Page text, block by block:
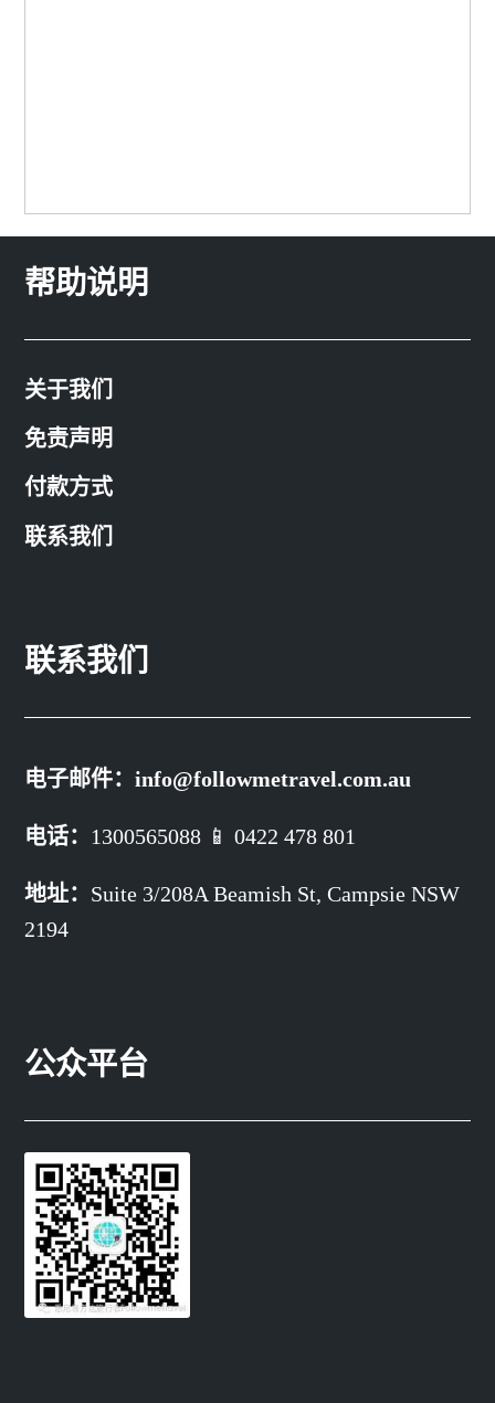
帮助说明
关于我们
免责声明
付款方式
联系我们
联系我们
电子邮件：info@followmetravel.com.au
电话： 1300565088 📱 0422 478 801
地址： Suite 3/208A Beamish St,Campsie NSW
2194
公众平台